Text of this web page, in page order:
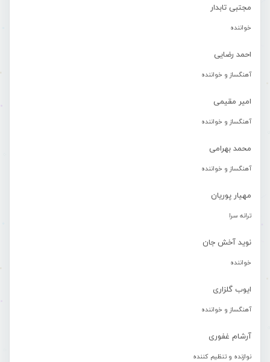
مجتبی تابدار
خواننده
احمد رضایی
آهنگساز و خواننده
امیر مقیمی
آهنگساز و خواننده
محمد بهرامی
آهنگساز و خواننده
مهیار پوریان
ترانه سرا
نوید آخش جان
خواننده
ایوب گلزاری
آهنگساز و خواننده
آرشام غفوری
نوازنده و تنظیم کننده